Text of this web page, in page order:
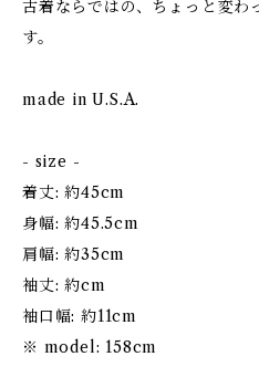
古着ならではの、ちょっと変わ
す。
made in U.S.A.
- size -
着丈: 約45cm
身幅: 約45.5cm
肩幅: 約35cm
袖丈: 約cm
袖口幅: 約11cm
※ model: 158cm